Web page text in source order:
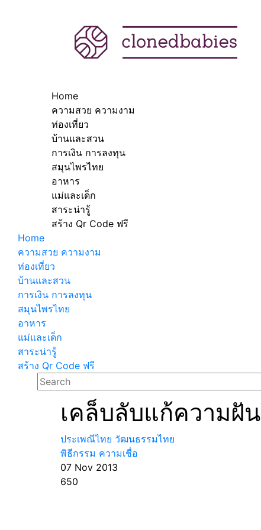
Home
ความสวย ความงาม
ท่องเที่ยว
บ้านและสวน
การเงิน การลงทุน
สมุนไพรไทย
อาหาร
แม่และเด็ก
สาระน่ารู้
สร้าง Qr Code ฟรี
Home
ความสวย ความงาม
ท่องเที่ยว
บ้านและสวน
การเงิน การลงทุน
สมุนไพรไทย
อาหาร
แม่และเด็ก
สาระน่ารู้
สร้าง Qr Code ฟรี
เคล็บลับแก้ความฝัน
ประเพณีไทย วัฒนธรรมไทย
พิธีกรรม ความเชื่อ
07 Nov 2013
650